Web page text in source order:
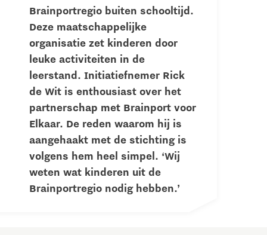
Brainportregio buiten schooltijd.
Deze maatschappelijke
organisatie zet kinderen door
leuke activiteiten in de
leerstand. Initiatiefnemer Rick
de Wit is enthousiast over het
partnerschap met Brainport voor
Elkaar. De reden waarom hij is
aangehaakt met de stichting is
volgens hem heel simpel. ‘Wij
weten wat kinderen uit de
Brainportregio nodig hebben.’